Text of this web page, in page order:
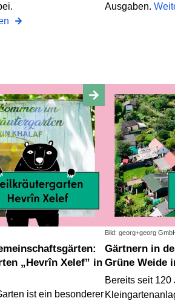
Ausgaben.
„Hevrîn Xelef” in
ist ein besonderer
Bild: georg+georg
Gärtnern in der Kleingartenanlage:
Grüne Weide
Bereits seit 120